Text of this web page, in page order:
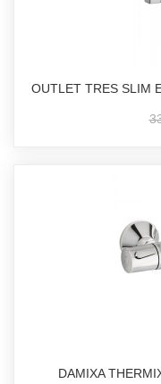
OUTLET TRES SLIM
DAMIXA